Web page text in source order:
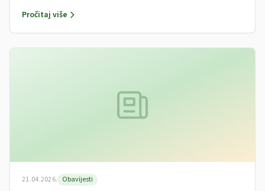
Pročitaj više
21.04.2026. Obavijesti